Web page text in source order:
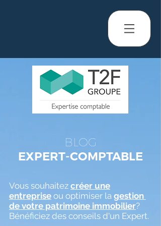
BLOG
EXPERT-COMPTABLE
Vous souhaitez créer une
entreprise ou optimiser la gestion
de votre patrimoine immobilier?
Bénéficiez des conseils d'un Expert.